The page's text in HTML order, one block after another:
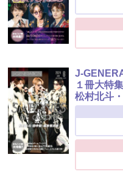
J-
１冊大特
松村北斗